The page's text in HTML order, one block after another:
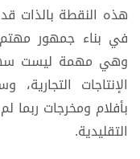
هذه النقطة بالذات
في بناء جمهور مهتم
وهي مهمة ليست
الإنتاجات
بأفلام ومخرجات
التقليدية.